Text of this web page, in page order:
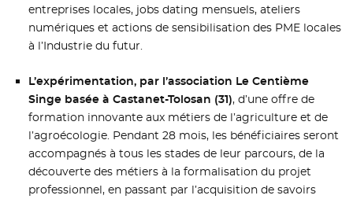
entreprises locales, jobs dating mensuels, ateliers
numériques et actions de sensibilisation des PME locales
à l’Industrie du futur.
L’expérimentation, par l’association Le Centième
Singe basée à Castanet-Tolosan (31), d’une offre de
formation innovante aux métiers de l’agriculture et de
l’agroécologie. Pendant 28 mois, les bénéficiaires seront
accompagnés à tous les stades de leur parcours, de la
découverte des métiers à la formalisation du projet
professionnel, en passant par l’acquisition de savoirs